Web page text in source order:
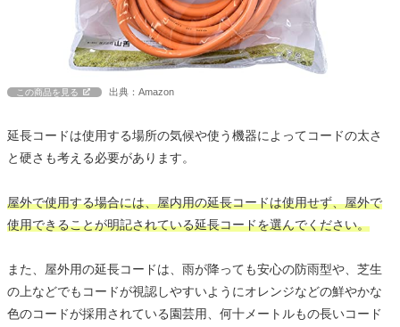
この商品を見る 出典：Amazon
延長コードは使用する場所の気候や使う機器によってコードの太さ
と硬さも考える必要があります。
屋外で使用する場合には、屋内用の延長コードは使用せず、屋外で
使用できることが明記されている延長コードを選んでください。
また、屋外用の延長コードは、雨が降っても安心の防雨型や、芝生
の上などでもコードが視認しやすいようにオレンジなどの鮮やかな
色のコードが採用されている園芸用、何十メートルもの長いコード